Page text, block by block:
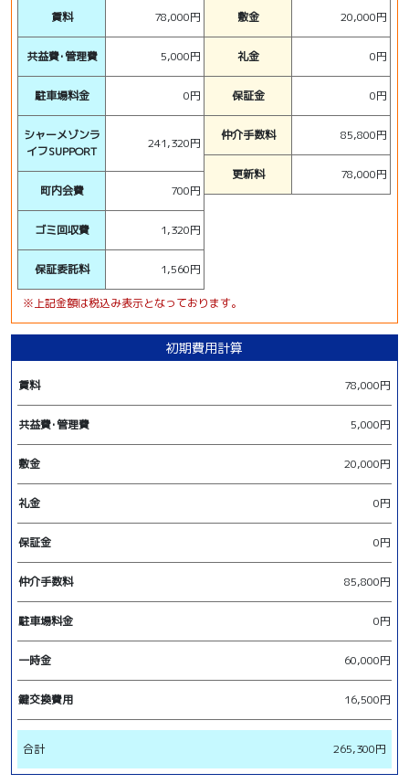
賃料 78,000円
共益費･管理費 5,000円
駐車場料金 0円
シャーメゾンラ
イフSUPPORT
241,320円
町内会費 700円
ゴミ回収費 1,320円
保証委託料 1,560円
敷金 20,000円
礼金 0円
保証金 0円
仲介手数料 85,800円
更新料 78,000円
※上記金額は税込み表示となっております。
初期費用計算
賃料 78,000円
共益費･管理費 5,000円
敷金 20,000円
礼金 0円
保証金 0円
仲介手数料 85,800円
駐車場料金 0円
一時金 60,000円
鍵交換費用 16,500円
合計 265,300円